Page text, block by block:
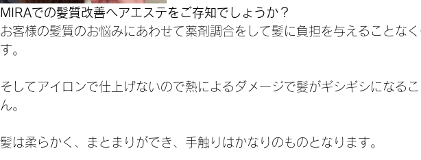
MIRAでの髪質改善ヘアエステをご存知でしょうか？
お客様の髪質のお悩みにあわせて薬剤調合をして髪に負担を与えることな
す。
そしてアイロンで仕上げないので熱によるダメージで髪がギシギシになる
ん。
髪は柔らかく、まとまりができ、手触りはかなりのものとなります。